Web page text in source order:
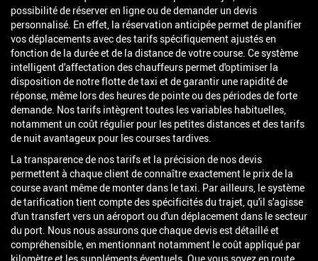
possibilité de réserver en ligne ou de demander un devis
personnalisé. En effet, la réservation anticipée permet de planifier
vos déplacements avec des tarifs spécifiquement ajustés en
fonction de la durée et de la distance de votre course. Ce système
intelligent d'affectation des chauffeurs permet d'optimiser la
disposition de notre flotte de taxi et de garantir une rapidité de
réponse, même lors des heures de pointe ou des périodes de forte
demande. Nos tarifs intègrent toutes les variables habituelles,
notamment un coût régulier pour les petites distances et des tarifs
de nuit avantageux pour les courses tardives.
La transparence de nos tarifs et la précision de nos devis
permettent à chaque client de connaître exactement le prix de la
course avant même de monter dans le taxi. Par ailleurs, le système
de tarification tient compte des spécificités du trajet, qu'il s'agisse
d'un transfert vers un aéroport ou d'un déplacement dans le secteur
du port. Nous nous assurons que chaque devis est détaillé et
compréhensible, en mentionnant notamment le coût appliqué par